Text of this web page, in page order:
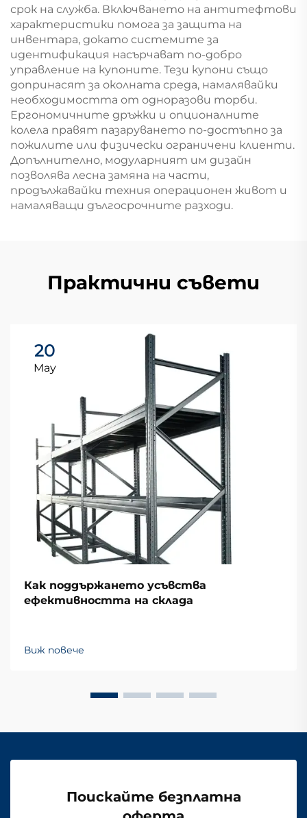
срок на служба. Включването на антитефтови
характеристики помога за защита на
инвентара, докато системите за
идентификация насърчават по-добро
управление на купоните. Тези купони също
допринасят за околната среда, намалявайки
необходимостта от одноразови торби.
Ергономичните дръжки и опционалните
колела правят пазаруването по-достъпно за
пожилите или физически ограничени клиенти.
Допълнително, модуларният им дизайн
позволява лесна замяна на части,
продължавайки техния операционен живот и
намаляващи дългосрочните разходи.
Практични съвети
20
May
Как поддържането усъвства
ефективността на склада
Виж повече
Поискайте безплатна